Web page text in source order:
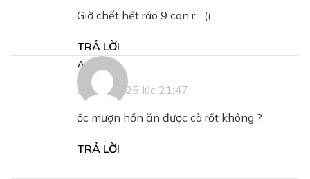
Giờ chết hết ráo 9 con r :’’((
TRẢ LỜI
an
viết:
20/02/2025 lúc 21:47
ốc mượn hồn ăn được cà rốt không ?
TRẢ LỜI